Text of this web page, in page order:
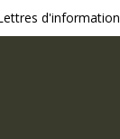
d'information